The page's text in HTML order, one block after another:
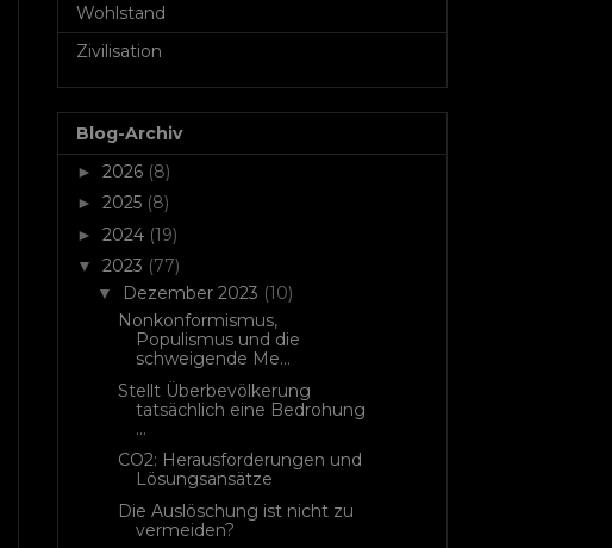
Wohlstand
Zivilisation
Blog-Archiv
► 2026 (8)
► 2025 (8)
► 2024 (19)
▼ 2023 (77)
▼ Dezember 2023 (10)
Nonkonformismus,
Populismus und die
schweigende Me...
Stellt Überbevölkerung
tatsächlich eine Bedrohung
...
CO2: Herausforderungen und
Lösungsansätze
Die Auslöschung ist nicht zu
vermeiden?